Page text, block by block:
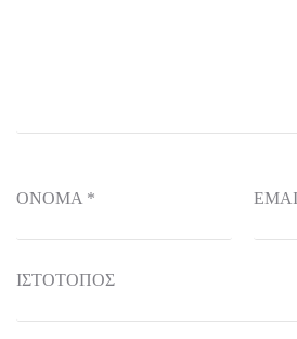
ΌΝΟΜΑ *
ΙΣΤΌΤΟΠΟΣ